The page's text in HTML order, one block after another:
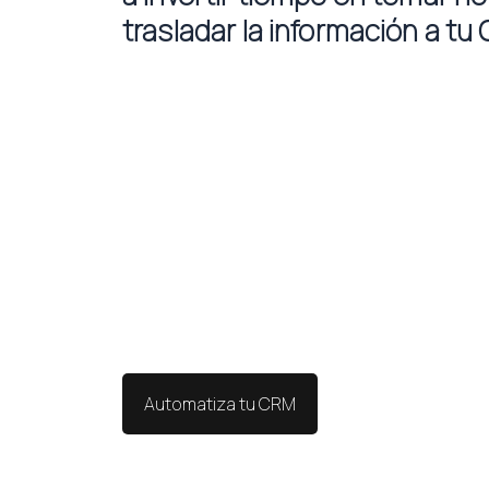
trasladar la información a tu
Automatiza tu CRM